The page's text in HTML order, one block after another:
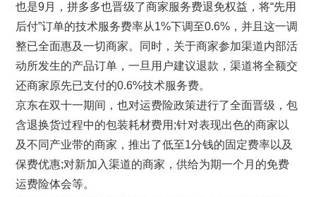
也是9月，拼多多也晋级了商家服务费退免权益，将“先用
后付”订单的技术服务费率从1%下调至0.6%，并且这一调
整已全面惠及一切商家。同时，关于商家参加渠道内部活
动所发生的产品订单，一旦用户建议退款，渠道将全额交
还商家原先已支付的0.6%技术服务费。
京东在双十一期间，也对运费险政策进行了全面晋级，包
含退换货过程中的包装耗材费用;针对表现出色的商家以
及不同产业带的商家，推出了低至1分钱的固定费率以及
保费优惠;对新加入渠道的商家，供给为期一个月的免费
运费险体会等。